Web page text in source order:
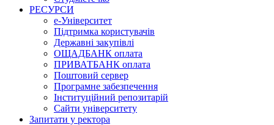
РЕСУРСИ
е-Університет
Підтримка користувачів
Державні закупівлі
ОЩАДБАНК оплата
ПРИВАТБАНК оплата
Поштовий сервер
Програмне забезпечення
Інституційний репозитарій
Сайти університету
Запитати у ректора